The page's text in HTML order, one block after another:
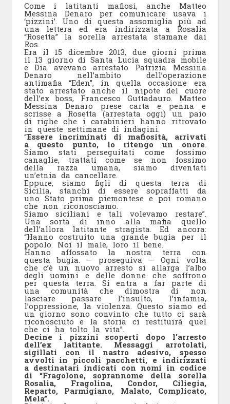
Come i latitanti mafiosi, anche Matteo
Messina Denaro per comunicare usava i
‘pizzini’. Uno di questa assomiglia più ad
una lettera ed era indirizzata a Rosalia
“Rosetta” la sorella arrestata stamane dai
Ros.
Era il 15 dicembre 2013, due giorni prima
il 13 giorno di Santa Lucia squadra mobile
e Dia avevano arrestato Patrizia Messina
Denaro nell’ambito dell’operazione
antimafia “Eden”, in quella occasione era
stato arrestato anche il nipote del cuore
dell’ex boss, Francesco Guttadauro. Matteo
Messina Denaro prese carta e penna e
scrisse a Rosetta (arrestata oggi) un paio
di righe che i carabinieri hanno ritrovato
in queste settimane di indagini.
“Essere incriminati di mafiosità, arrivati
a questo punto, lo ritengo un onore.
Siamo stati perseguitati come fossimo
canaglie, trattati come se non fossimo
della razza umana, siamo diventati
un’etnia da cancellare.
Eppure, siamo figli di questa terra di
Sicilia, stanchi di essere sopraffatti da
uno Stato prima piemontese e poi romano
che non riconosciamo.
Siamo siciliani e tali volevamo restare”.
Una sorta di inno alla mafia quello
dell’allora latitante stragista. Ed ancora:
“Hanno costruito una grande bugia per il
popolo. Noi il male, loro il bene.
Hanno affossato la nostra terra con
questa bugia. – proseguiva – Ogni volta
che c’è un nuovo arresto si allarga l’albo
degli uomini e delle donne che soffrono
per questa terra. Si entra a far parte di
una comunità che dimostra di non
lasciare passare l’insulto, l’infamia,
l’oppressione, la violenza. Questo siamo ed
un giorno sono convinto che tutto ci sarà
riconosciuto e la storia ci restituirà quel
che ci ha tolto la vita”.
Decine i pizzini scoperti dopo l’arresto
dell’ex latitante. Messaggi arrotolati,
sigillati con il nastro adesivo, spesso
avvolti in piccoli pacchetti, e indirizzati
a destinatari indicati con nomi in codice
di “Fragolone, soprannome della sorella
Rosalia, Fragolina, Condor, Ciliegia,
Reparto, Parmigiano, Malato, Complicato,
Mela”.